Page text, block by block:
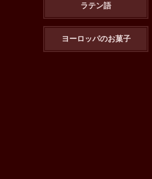
ラテン語
ヨーロッパのお菓子